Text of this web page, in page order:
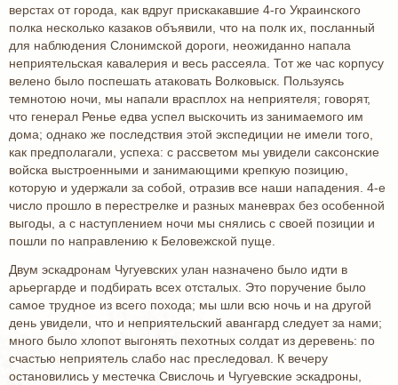
верстах от города, как вдруг прискакавшие 4-го Украинского
полка несколько казаков объявили, что на полк их, посланный
для наблюдения Слонимской дороги, неожиданно напала
неприятельская кавалерия и весь рассеяла. Тот же час корпусу
велено было поспешать атаковать Волковыск. Пользуясь
темнотою ночи, мы напали врасплох на неприятеля; говорят,
что генерал Ренье едва успел выскочить из занимаемого им
дома; однако же последствия этой экспедиции не имели того,
как предполагали, успеха: с рассветом мы увидели саксонские
войска выстроенными и занимающими крепкую позицию,
которую и удержали за собой, отразив все наши нападения. 4-е
число прошло в перестрелке и разных маневрах без особенной
выгоды, а с наступлением ночи мы снялись с своей позиции и
пошли по направлению к Беловежской пуще.
Двум эскадронам Чугуевских улан назначено было идти в
арьергарде и подбирать всех отсталых. Это поручение было
самое трудное из всего похода; мы шли всю ночь и на другой
день увидели, что и неприятельский авангард следует за нами;
много было хлопот выгонять пехотных солдат из деревень: по
счастью неприятель слабо нас преследовал. К вечеру
остановились у местечка Свислочь и Чугуевские эскадроны,